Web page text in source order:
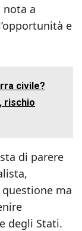
nota a
e
civile?
rischio
di parere
ma
degli Stati.